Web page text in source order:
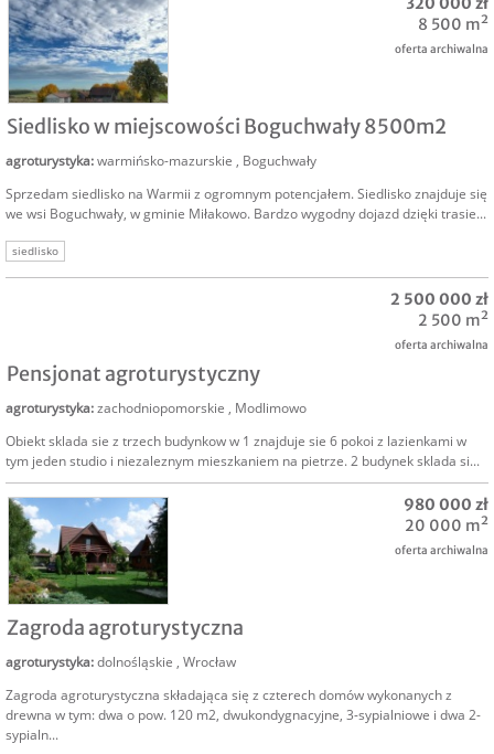
Siedlisko w miejscowości Boguchwały 8500m2
agroturystyka:warmińsko-mazurskie , Boguchwały
Sprzedam siedlisko na Warmii z ogromnym potencjałem. Siedlisko znajduje się
we wsi Boguchwały, w gminie Miłakowo. Bardzo wygodny dojazd dzięki trasie...
siedlisko
8 500 m²
oferta archiwalna
Pensjonat agroturystyczny
agroturystyka:zachodniopomorskie , Modlimowo
Obiekt sklada sie z trzech budynkow w 1 znajduje sie 6 pokoi z lazienkami w
tym jeden studio i niezaleznym mieszkaniem na pietrze. 2 budynek sklada si...
2 500 000 zł
2 500 m²
oferta archiwalna
Zagroda agroturystyczna
agroturystyka:dolnośląskie , Wrocław
Zagroda agroturystyczna składająca się z czterech domów wykonanych z
drewna w tym: dwa o pow. 120 m2, dwukondygnacyjne, 3-sypialniowe i dwa 2-
sypialn...
980 000 zł
20 000 m²
oferta archiwalna